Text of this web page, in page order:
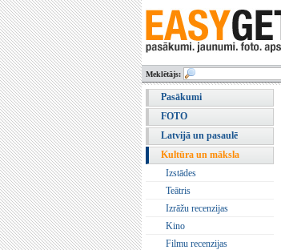
Meklētājs:
Pasākumi
FOTO
Latvijā un pasaulē
Kultūra un māksla
Izstādes
Teātris
Izrāžu recenzijas
Kino
Filmu recenzijas